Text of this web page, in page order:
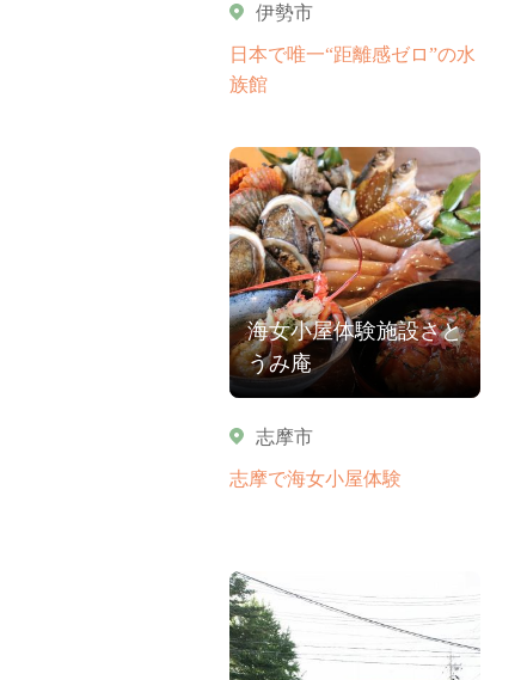
伊勢市
日本で唯一“距離感ゼロ”の水
族館
海女小屋体験施設さと
うみ庵
志摩市
志摩で海女小屋体験